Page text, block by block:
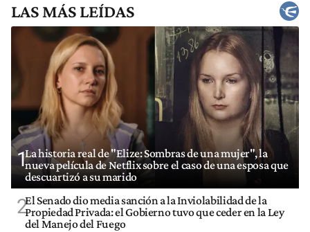
LAS MÁS LEÍDAS
1La historia real de "Elize: Sombras de una mujer", la
nueva película de Netflix sobre el caso de una esposa que
descuartizó a su marido
2El Senado dio media sanción a la Inviolabilidad de la
Propiedad Privada: el Gobierno tuvo que ceder en la Ley
del Manejo del Fuego